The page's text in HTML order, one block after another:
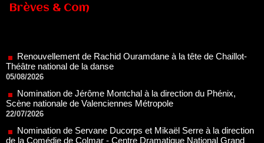
Brèves & Com
05/08/2026
Nomination de Jérôme Montchal à la direction du Phénix,
Scène nationale de Valenciennes Métropole
22/07/2026
Nomination de Servane Ducorps et Mikaël Serre à la direction
de la Comédie de Colmar - Centre Dramatique National Grand
07/07/2026